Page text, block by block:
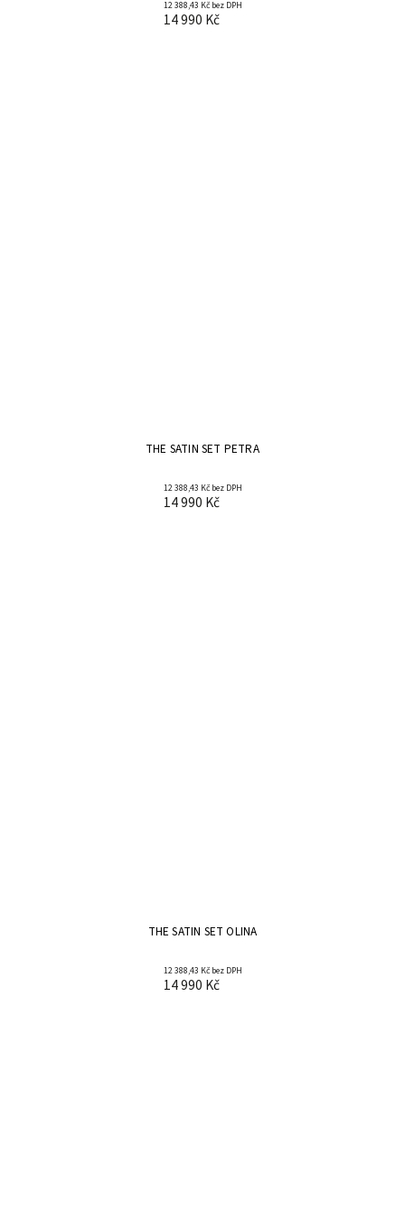
12 388,43 Kč bez DPH
14 990 Kč
THE SATIN SET PETRA
12 388,43 Kč bez DPH
14 990 Kč
THE SATIN SET OLINA
12 388,43 Kč bez DPH
14 990 Kč